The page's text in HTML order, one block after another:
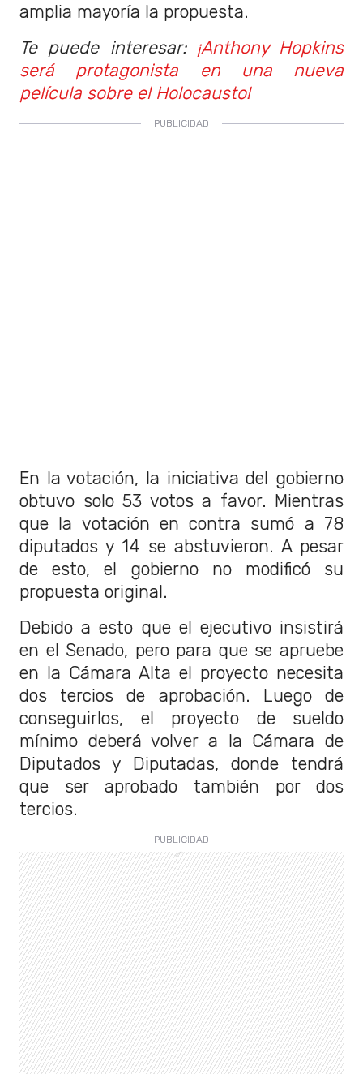
amplia mayoría la propuesta.
Te puede interesar: ¡Anthony Hopkins
será protagonista en una nueva
película sobre el Holocausto!
En la votación, la iniciativa del gobierno
obtuvo solo 53 votos a favor. Mientras
que la votación en contra sumó a 78
diputados y 14 se abstuvieron. A pesar
de esto, el gobierno no modificó su
propuesta original.
Debido a esto que el ejecutivo insistirá
en el Senado, pero para que se apruebe
en la Cámara Alta el proyecto necesita
dos tercios de aprobación. Luego de
conseguirlos, el proyecto de sueldo
mínimo deberá volver a la Cámara de
Diputados y Diputadas, donde tendrá
que ser aprobado también por dos
tercios.